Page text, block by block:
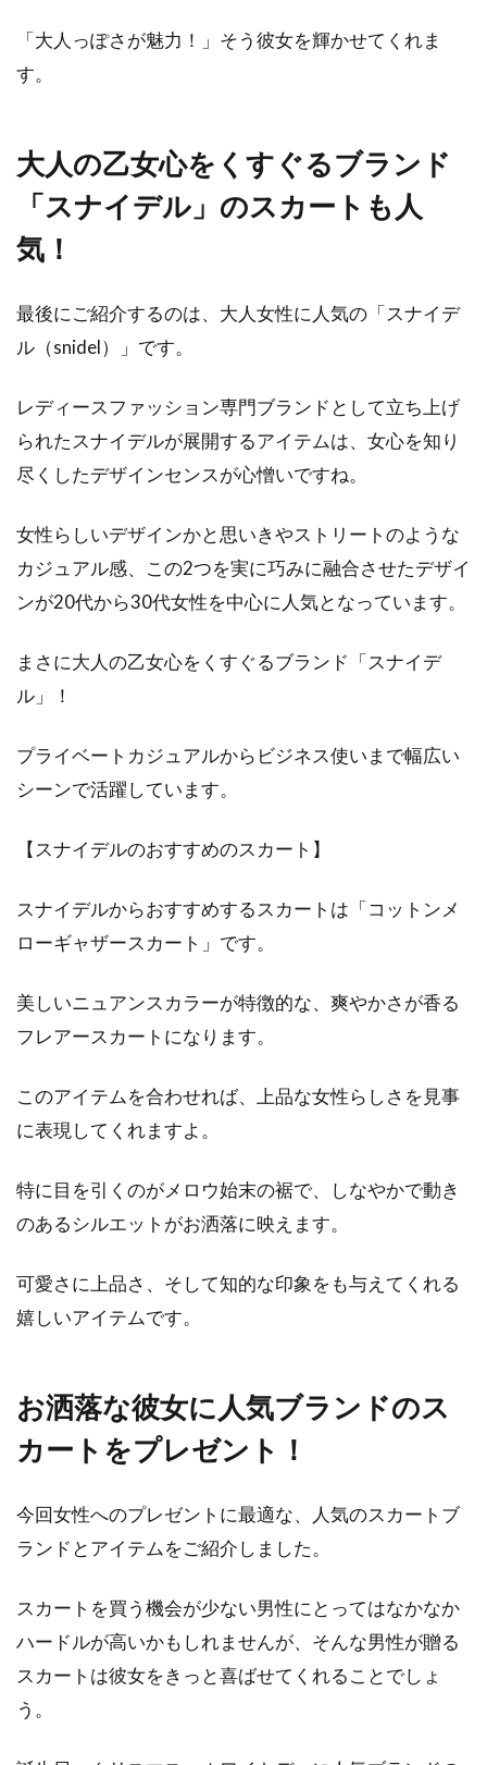
「大人っぽさが魅力！」そう彼女を輝かせてくれま
す。
大人の乙女心をくすぐるブランド
「スナイデル」のスカートも人
気！
最後にご紹介するのは、大人女性に人気の「スナイデ
ル（snidel）」です。
レディースファッション専門ブランドとして立ち上げ
られたスナイデルが展開するアイテムは、女心を知り
尽くしたデザインセンスが心憎いですね。
女性らしいデザインかと思いきやストリートのような
カジュアル感、この2つを実に巧みに融合させたデザイ
ンが20代から30代女性を中心に人気となっています。
まさに大人の乙女心をくすぐるブランド「スナイデ
ル」！
プライベートカジュアルからビジネス使いまで幅広い
シーンで活躍しています。
【スナイデルのおすすめのスカート】
スナイデルからおすすめするスカートは「コットンメ
ローギャザースカート」です。
美しいニュアンスカラーが特徴的な、爽やかさが香る
フレアースカートになります。
このアイテムを合わせれば、上品な女性らしさを見事
に表現してくれますよ。
特に目を引くのがメロウ始末の裾で、しなやかで動き
のあるシルエットがお洒落に映えます。
可愛さに上品さ、そして知的な印象をも与えてくれる
嬉しいアイテムです。
お洒落な彼女に人気ブランドのス
カートをプレゼント！
今回女性へのプレゼントに最適な、人気のスカートブ
ランドとアイテムをご紹介しました。
スカートを買う機会が少ない男性にとってはなかなか
ハードルが高いかもしれませんが、そんな男性が贈る
スカートは彼女をきっと喜ばせてくれることでしょ
う。